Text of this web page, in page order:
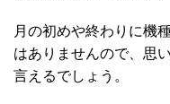
月の初めや終わりに機
はありませんので、思
言えるでしょう。